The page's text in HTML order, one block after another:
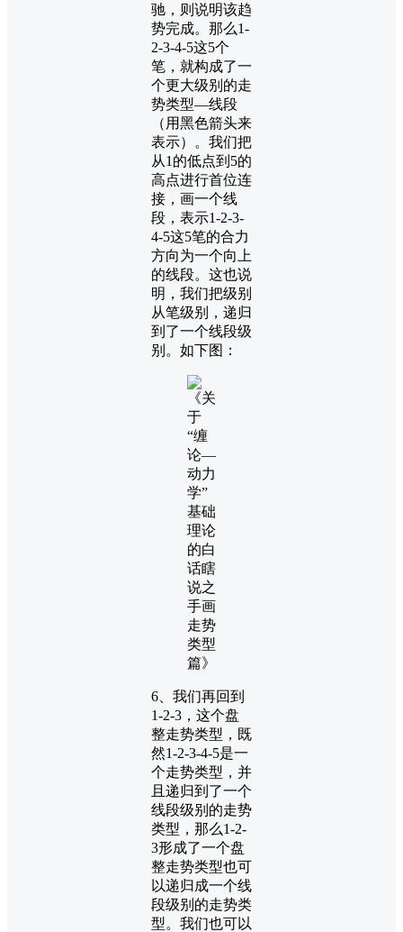
驰，则说明该趋
势完成。那么1-
2-3-4-5这5个
笔，就构成了一
个更大级别的走
势类型—线段
（用黑色箭头来
表示）。我们把
从1的低点到5的
高点进行首位连
接，画一个线
段，表示1-2-3-
4-5这5笔的合力
方向为一个向上
的线段。这也说
明，我们把级别
从笔级别，递归
到了一个线段级
别。如下图：
6、我们再回到
1-2-3，这个盘
整走势类型，既
然1-2-3-4-5是一
个走势类型，并
且递归到了一个
线段级别的走势
类型，那么1-2-
3形成了一个盘
整走势类型也可
以递归成一个线
段级别的走势类
型。我们也可以